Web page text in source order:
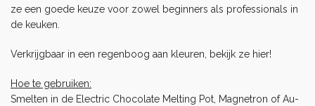
ze een goede keuze voor zowel beginners als professionals in
de keuken.
Verkrijgbaar in een regenboog aan kleuren, bekijk ze hier!
Hoe te gebruiken:
Smelten in de Electric Chocolate Melting Pot, Magnetron of Au-